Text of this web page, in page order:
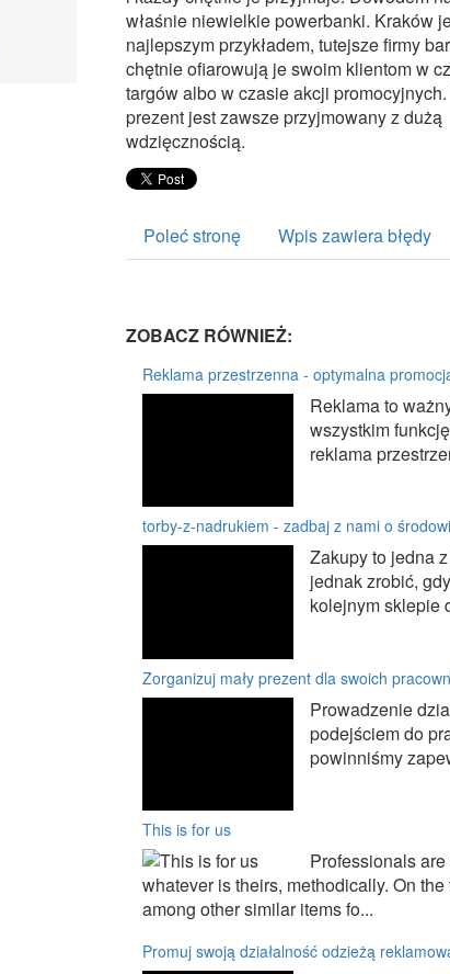
właśnie niewielkie powerbanki. Kraków
najlepszym przykładem, tutejsze firmy
chętnie ofiarowują je swoim klientom w
targów albo w czasie akcji promocyjnych.
prezent jest zawsze przyjmowany z dużą
wdzięcznością.
Poleć stronę Wpis zawiera błędy
ZOBACZ RÓWNIEŻ:
Reklama przestrzenna - optymalna
Reklama to
wszystkim
reklama
torby-z-nadrukiem - zadbaj z nami o
Zakupy to jedna
jednak zrobić,
kolejnym sklepie
Zorganizuj mały prezent dla swoich
Prowadzenie
podejściem do
powinniśmy
This is for us
Professionals
whatever is theirs, methodically. On
among other similar items fo...
Promuj swoją działalność odzieżą